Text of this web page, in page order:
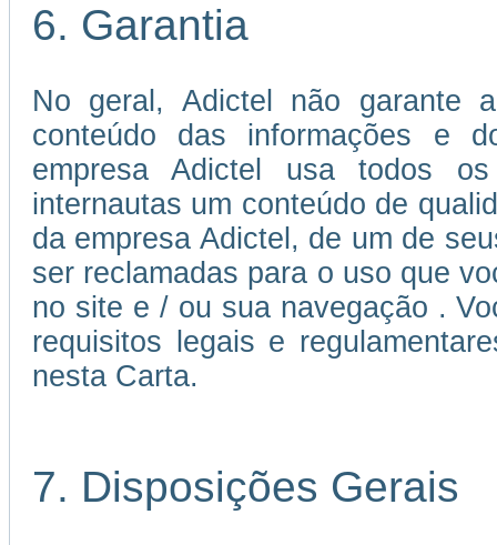
6. Garantia
No geral, Adictel não garante
conteúdo das informações e
empresa Adictel usa todos
internautas um conteúdo de
da empresa Adictel, de um de
ser reclamadas para o uso que
no site e / ou sua navegação .
requisitos legais e
nesta Carta.
7. Disposições Gerais